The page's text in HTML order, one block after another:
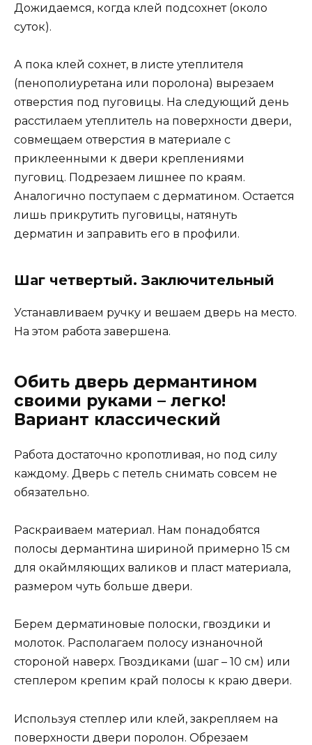
Дожидаемся, когда клей подсохнет (около
суток).
А пока клей сохнет, в листе утеплителя
(пенополиуретана или поролона) вырезаем
отверстия под пуговицы. На следующий день
расстилаем утеплитель на поверхности двери,
совмещаем отверстия в материале с
приклеенными к двери креплениями
пуговиц. Подрезаем лишнее по краям.
Аналогично поступаем с дерматином. Остается
лишь прикрутить пуговицы, натянуть
дерматин и заправить его в профили.
Шаг четвертый. Заключительный
Устанавливаем ручку и вешаем дверь на место.
На этом работа завершена.
Обить дверь дермантином
своими руками – легко!
Вариант классический
Работа достаточно кропотливая, но под силу
каждому. Дверь с петель снимать совсем не
обязательно.
Раскраиваем материал. Нам понадобятся
полосы дермантина шириной примерно 15 см
для окаймляющих валиков и пласт материала,
размером чуть больше двери.
Берем дерматиновые полоски, гвоздики и
молоток. Располагаем полосу изнаночной
стороной наверх. Гвоздиками (шаг – 10 см) или
степлером крепим край полосы к краю двери.
Используя степлер или клей, закрепляем на
поверхности двери поролон. Обрезаем